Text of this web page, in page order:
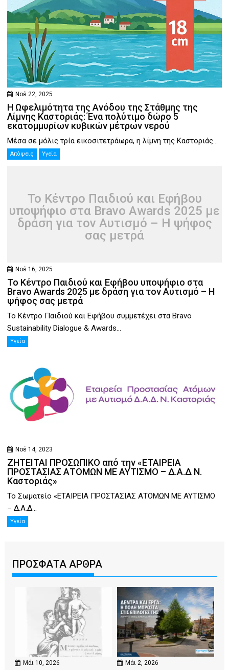
Νοέ 22, 2025
Η Ωφελιμότητα της Ανόδου της Στάθμης της
Λίμνης Καστοριάς: Ένα πολύτιμο δώρο 5
εκατομμυρίων κυβικών μέτρων νερού
Μέσα σε μόλις τρία εικοσιτετράωρα, η λίμνη της Καστοριάς...
Απόψεις Υγεία
Το Κέντρο Παιδιού και Εφήβου
υποψήφιο στα Bravo Awards 2025 με
δράση για τον Αυτισμό – Η ψήφος
σας μετρά
Νοέ 16, 2025
Το Κέντρο Παιδιού και Εφήβου υποψήφιο στα
Bravo Awards 2025 με δράση για τον Αυτισμό – Η
ψήφος σας μετρά
Το Κέντρο Παιδιού και Εφήβου συμμετέχει στα Bravo
Sustainability Dialogue & Awards...
Υγεία
Νοέ 14, 2023
ΖΗΤΕΙΤΑΙ ΠΡΟΣΩΠΙΚΟ από την «ΕΤΑΙΡΕΙΑ
ΠΡΟΣΤΑΣΙΑΣ ΑΤΟΜΩΝ ΜΕ ΑΥΤΙΣΜΟ – Δ.Α.Δ Ν.
Καστοριάς»
Το Σωματείο «ΕΤΑΙΡΕΙΑ ΠΡΟΣΤΑΣΙΑΣ ΑΤΟΜΩΝ ΜΕ ΑΥΤΙΣΜΟ
– Δ.Α.Δ...
Υγεία
ΠΡΟΣΦΑΤΑ ΑΡΘΡΑ
Μάι 10, 2026 Μάι 2, 2026